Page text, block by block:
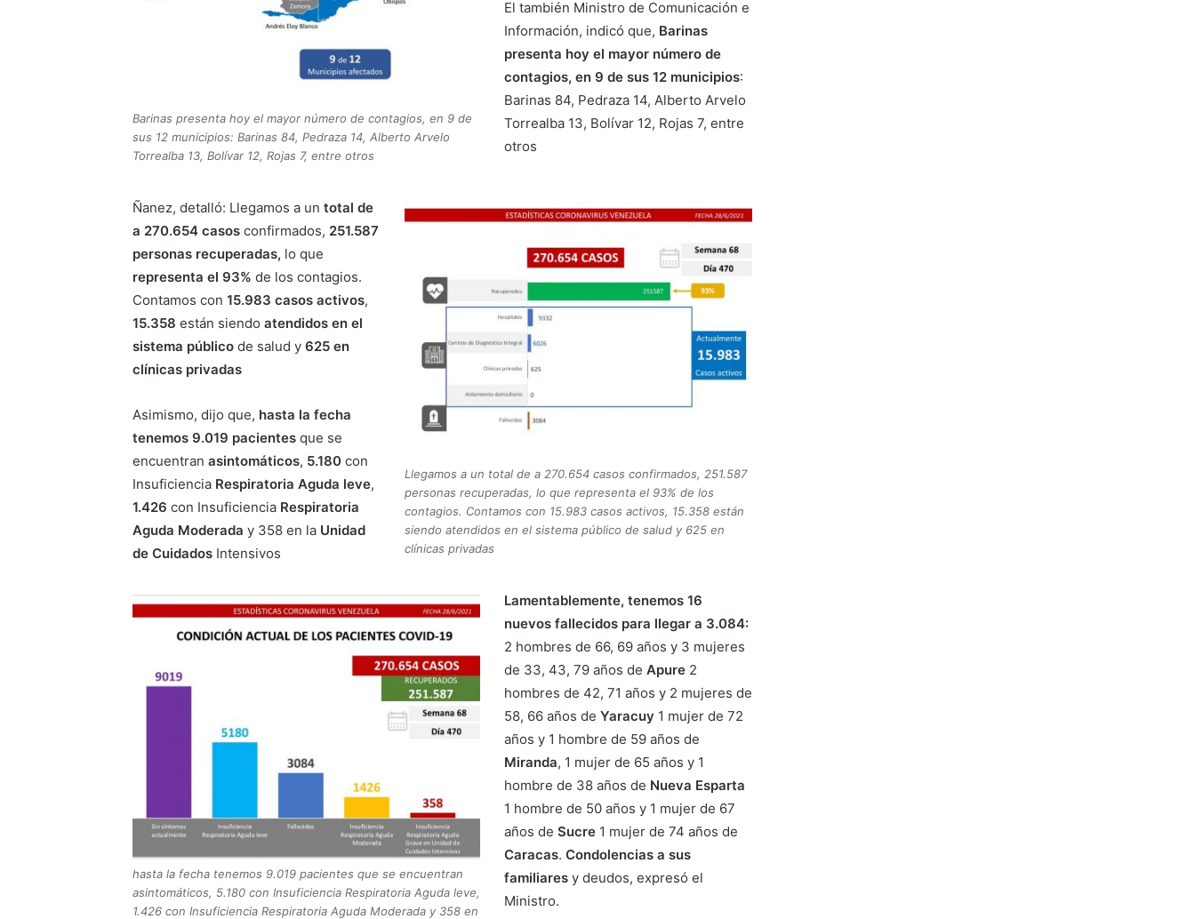
Barinas presenta hoy el mayor número de contagios, en 9 de
sus 12 municipios: Barinas 84, Pedraza 14, Alberto Arvelo
Torrealba 13, Bolívar 12, Rojas 7, entre otros
El también Ministro de Comunicación e
Información, indicó que, Barinas
presenta hoy el mayor número de
contagios, en 9 de sus 12 municipios:
Barinas 84, Pedraza 14, Alberto Arvelo
Torrealba 13, Bolívar 12, Rojas 7, entre
otros
Llegamos a un total de a 270.654 casos confirmados, 251.587
personas recuperadas, lo que representa el 93% de los
contagios. Contamos con 15.983 casos activos, 15.358 están
siendo atendidos en el sistema público de salud y 625 en
clínicas privadas
Ñanez, detalló: Llegamos a un total de
a 270.654 casos confirmados, 251.587
personas recuperadas, lo que
representa el 93% de los contagios.
Contamos con15.983 casos activos,
15.358están siendo atendidos en el
sistema público de salud y625 en
clínicas privadas
Asimismo, dijo que, hasta la fecha
tenemos 9.019 pacientes que se
encuentranasintomáticos, 5.180 con
Insuficiencia Respiratoria Aguda leve,
1.426 con Insuficiencia Respiratoria
Aguda Moderada y 358 en la Unidad
de Cuidados Intensivos
hasta la fecha tenemos 9.019 pacientes que se encuentran
asintomáticos, 5.180 con Insuficiencia Respiratoria Aguda leve,
1.426 con Insuficiencia Respiratoria Aguda Moderada y 358 en
Lamentablemente, tenemos 16
nuevos fallecidos para llegar a 3.084:
2 hombres de 66, 69 años y 3 mujeres
de 33, 43, 79 años de Apure2
hombres de 42, 71 años y 2 mujeres de
58, 66 años de Yaracuy 1 mujer de 72
años y 1 hombre de 59 años de
Miranda, 1 mujer de 65 años y 1
hombre de 38 años de Nueva Esparta
1 hombre de 50 años y 1 mujer de 67
años de Sucre1 mujer de 74 años de
Caracas. Condolencias a sus
familiaresy deudos, expresó el
Ministro.